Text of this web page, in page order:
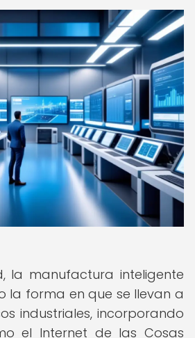
la manufactura inteligente
la forma en que se llevan a
industriales, incorporando
el Internet de las Cosas